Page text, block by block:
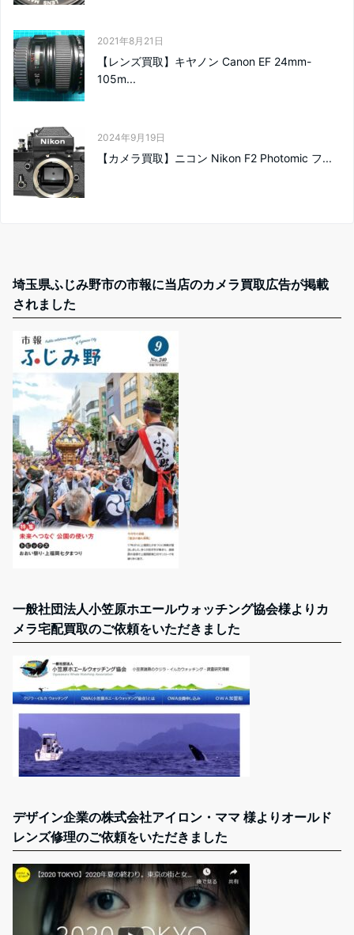
2021年8月21日
【レンズ買取】キヤノン Canon EF 24mm-
105m...
2024年9月19日
【カメラ買取】ニコン Nikon F2 Photomic フ...
埼玉県ふじみ野市の市報に当店のカメラ買取広告が掲載
されました
一般社団法人小笠原ホエールウォッチング協会様よりカ
メラ宅配買取のご依頼をいただきました
デザイン企業の株式会社アイロン・ママ 様よりオールド
レンズ修理のご依頼をいただきました